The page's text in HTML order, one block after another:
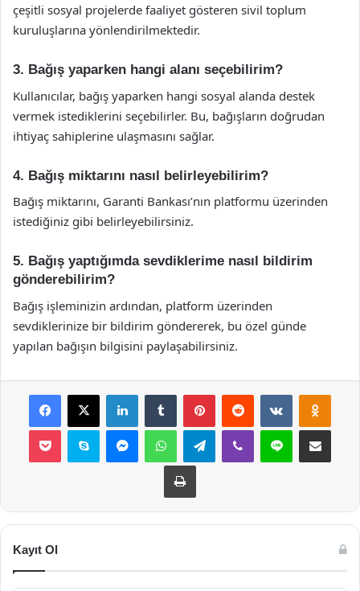
çeşitli sosyal projelerde faaliyet gösteren sivil toplum
kuruluşlarına yönlendirilmektedir.
3. Bağış yaparken hangi alanı seçebilirim?
Kullanıcılar, bağış yaparken hangi sosyal alanda destek
vermek istediklerini seçebilirler. Bu, bağışların doğrudan
ihtiyaç sahiplerine ulaşmasını sağlar.
4. Bağış miktarını nasıl belirleyebilirim?
Bağış miktarını, Garanti Bankası’nın platformu üzerinden
istediğiniz gibi belirleyebilirsiniz.
5. Bağış yaptığımda sevdiklerime nasıl bildirim
gönderebilirim?
Bağış işleminizin ardından, platform üzerinden
sevdiklerinize bir bildirim göndererek, bu özel günde
yapılan bağışın bilgisini paylaşabilirsiniz.
Facebook
X LinkedInTumblr PinterestReddit VKontakte
Pocket Skype MessengerWhatsAppTelegramViber Line E-Posta ile
Yazdır
Kayıt Ol